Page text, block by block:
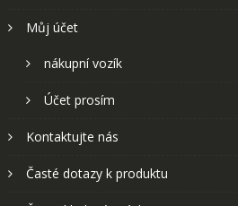
Můj účet
nákupní vozík
Účet prosím
Kontaktujte nás
Časté dotazy k produktu